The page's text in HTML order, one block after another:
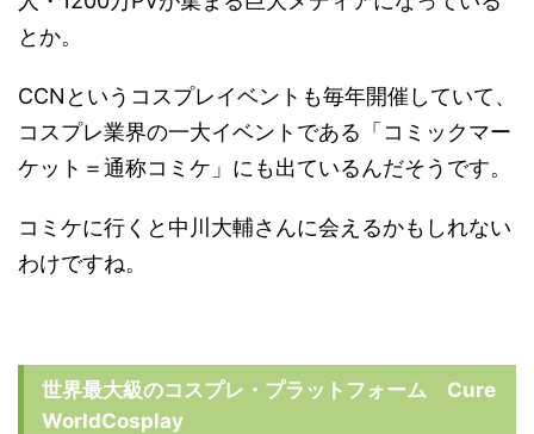
とか。
CCNというコスプレイベントも毎年開催していて、
コスプレ業界の一大イベントである「コミックマー
ケット＝通称コミケ」にも出ているんだそうです。
コミケに行くと中川大輔さんに会えるかもしれない
わけですね。
世界最大級のコスプレ・プラットフォーム Cure
WorldCosplay